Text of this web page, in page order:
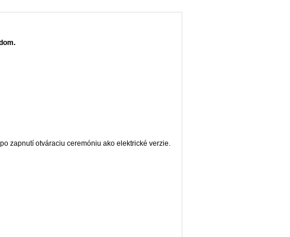
zapnutí otváraciu ceremóniu ako elektrické verzie.